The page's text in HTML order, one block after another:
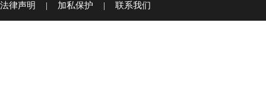
法律声明 | 加私保护 | 联系我们